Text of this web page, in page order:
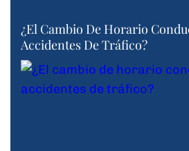
¿El Cambio De Horario
Accidentes De Tráfico?